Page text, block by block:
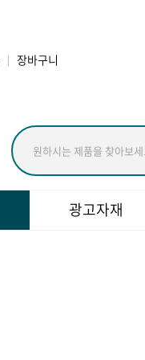
| 장바구니
광고자재